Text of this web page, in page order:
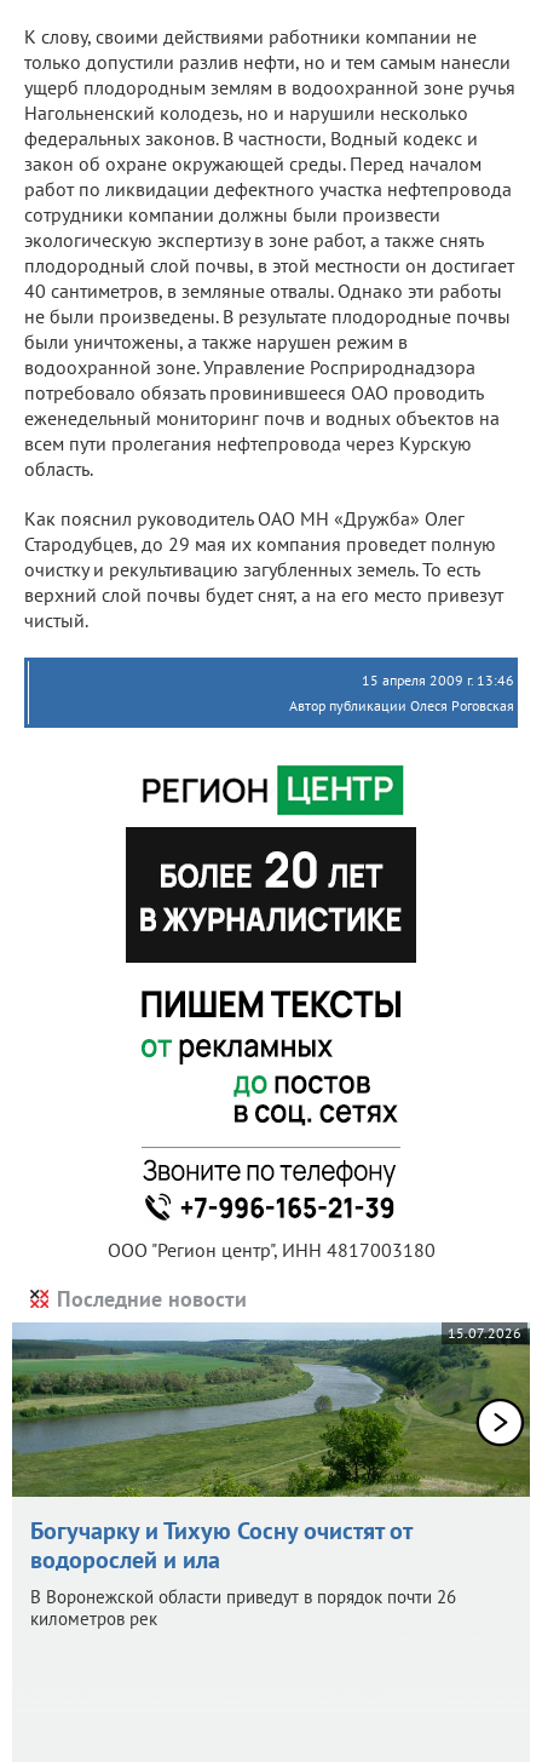
К слову, своими действиями работники компании не
только допустили разлив нефти, но и тем самым нанесли
ущерб плодородным землям в водоохранной зоне ручья
Нагольненский колодезь, но и нарушили несколько
федеральных законов. В частности, Водный кодекс и
закон об охране окружающей среды. Перед началом
работ по ликвидации дефектного участка нефтепровода
сотрудники компании должны были произвести
экологическую экспертизу в зоне работ, а также снять
плодородный слой почвы, в этой местности он достигает
40 сантиметров, в земляные отвалы. Однако эти работы
не были произведены. В результате плодородные почвы
были уничтожены, а также нарушен режим в
водоохранной зоне. Управление Росприроднадзора
потребовало обязать провинившееся ОАО проводить
еженедельный мониторинг почв и водных объектов на
всем пути пролегания нефтепровода через Курскую
область.
Как пояснил руководитель ОАО МН «Дружба» Олег
Стародубцев, до 29 мая их компания проведет полную
очистку и рекультивацию загубленных земель. То есть
верхний слой почвы будет снят, а на его место привезут
чистый.
15 апреля 2009 г. 13:46
Автор публикации Олеся Роговская
ООО "Регион центр", ИНН 4817003180
Последние новости
15.07.2026
Богучарку и Тихую Сосну очистят от
водорослей и ила
В Воронежской области приведут в порядок почти 26
километров рек